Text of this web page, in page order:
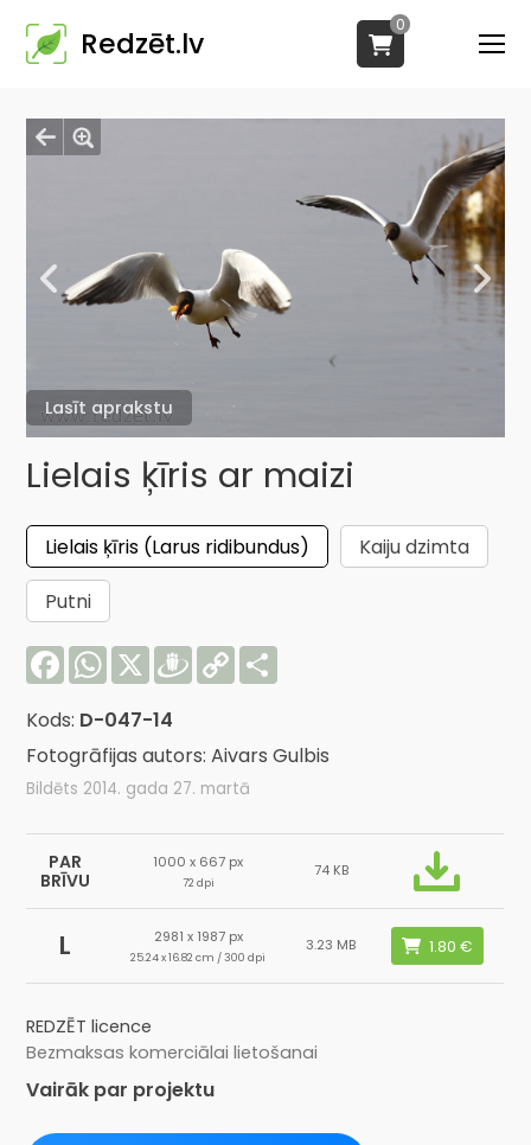
Redzēt.lv
0
Lasīt aprakstu
Lielais ķīris ar maizi
Lielais ķīris (Larus ridibundus)
Kaiju dzimta
Putni
FacebookWhatsApp
X Draugiem
Copy
Link
Kods: D-047-14
Fotogrāfijas autors: Aivars Gulbis
Bildēts 2014. gada 27. martā
PAR
BRĪVU
1000 x 667 px
72 dpi
74 KB
L 2981 x 1987 px
25.24 x 16.82 cm / 300 dpi
3.23 MB
REDZĒT licence
Bezmaksas komerciālai lietošanai
Vairāk par projektu